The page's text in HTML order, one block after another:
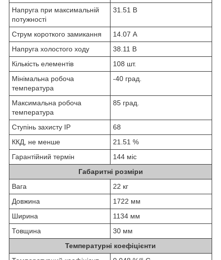
Напруга при максимальній
потужності
31.51 В
Струм короткого замикання
14.07 А
Напруга холостого ходу
38.11 В
Кількість елементів
108 шт.
Мінімальна робоча
температура
-40 град.
Максимальна робоча
температура
85 град.
Ступінь захисту IP
68
ККД, не менше
21.51 %
Гарантійний термін
144 міс
Габаритні розміри
Вага
22 кг
Довжина
1722 мм
Ширина
1134 мм
Товщина
30 мм
Температурні коефіцієнти